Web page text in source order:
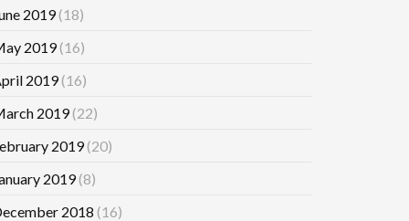
2019(18)
2019(16)
2019(16)
2019(22)
2019(20)
2019(8)
2018 (16)